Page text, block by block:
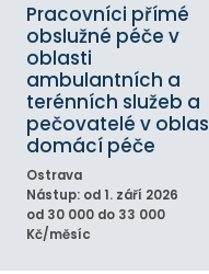
Pracovníci přímé
obslužné péče v
oblasti
ambulantních a
terénních služeb a
pečovatelé v
domácí péče
Ostrava
Nástup: od 1. září 2026
od 30 000 do 33 000
Kč/měsíc